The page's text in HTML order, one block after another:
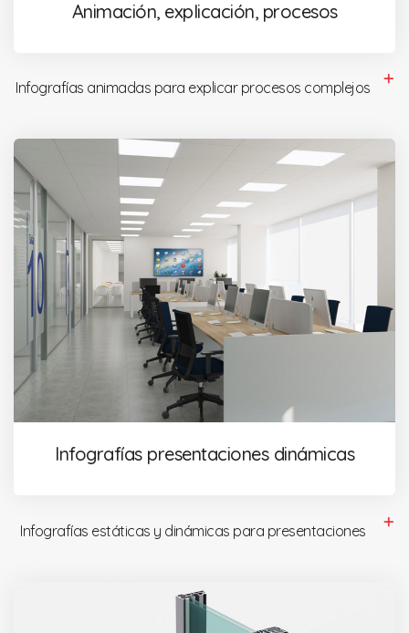
Animación, explicación, procesos
Infografías animadas para explicar procesos complejos
Infografías presentaciones dinámicas
Infografías estáticas y dinámicas para presentaciones